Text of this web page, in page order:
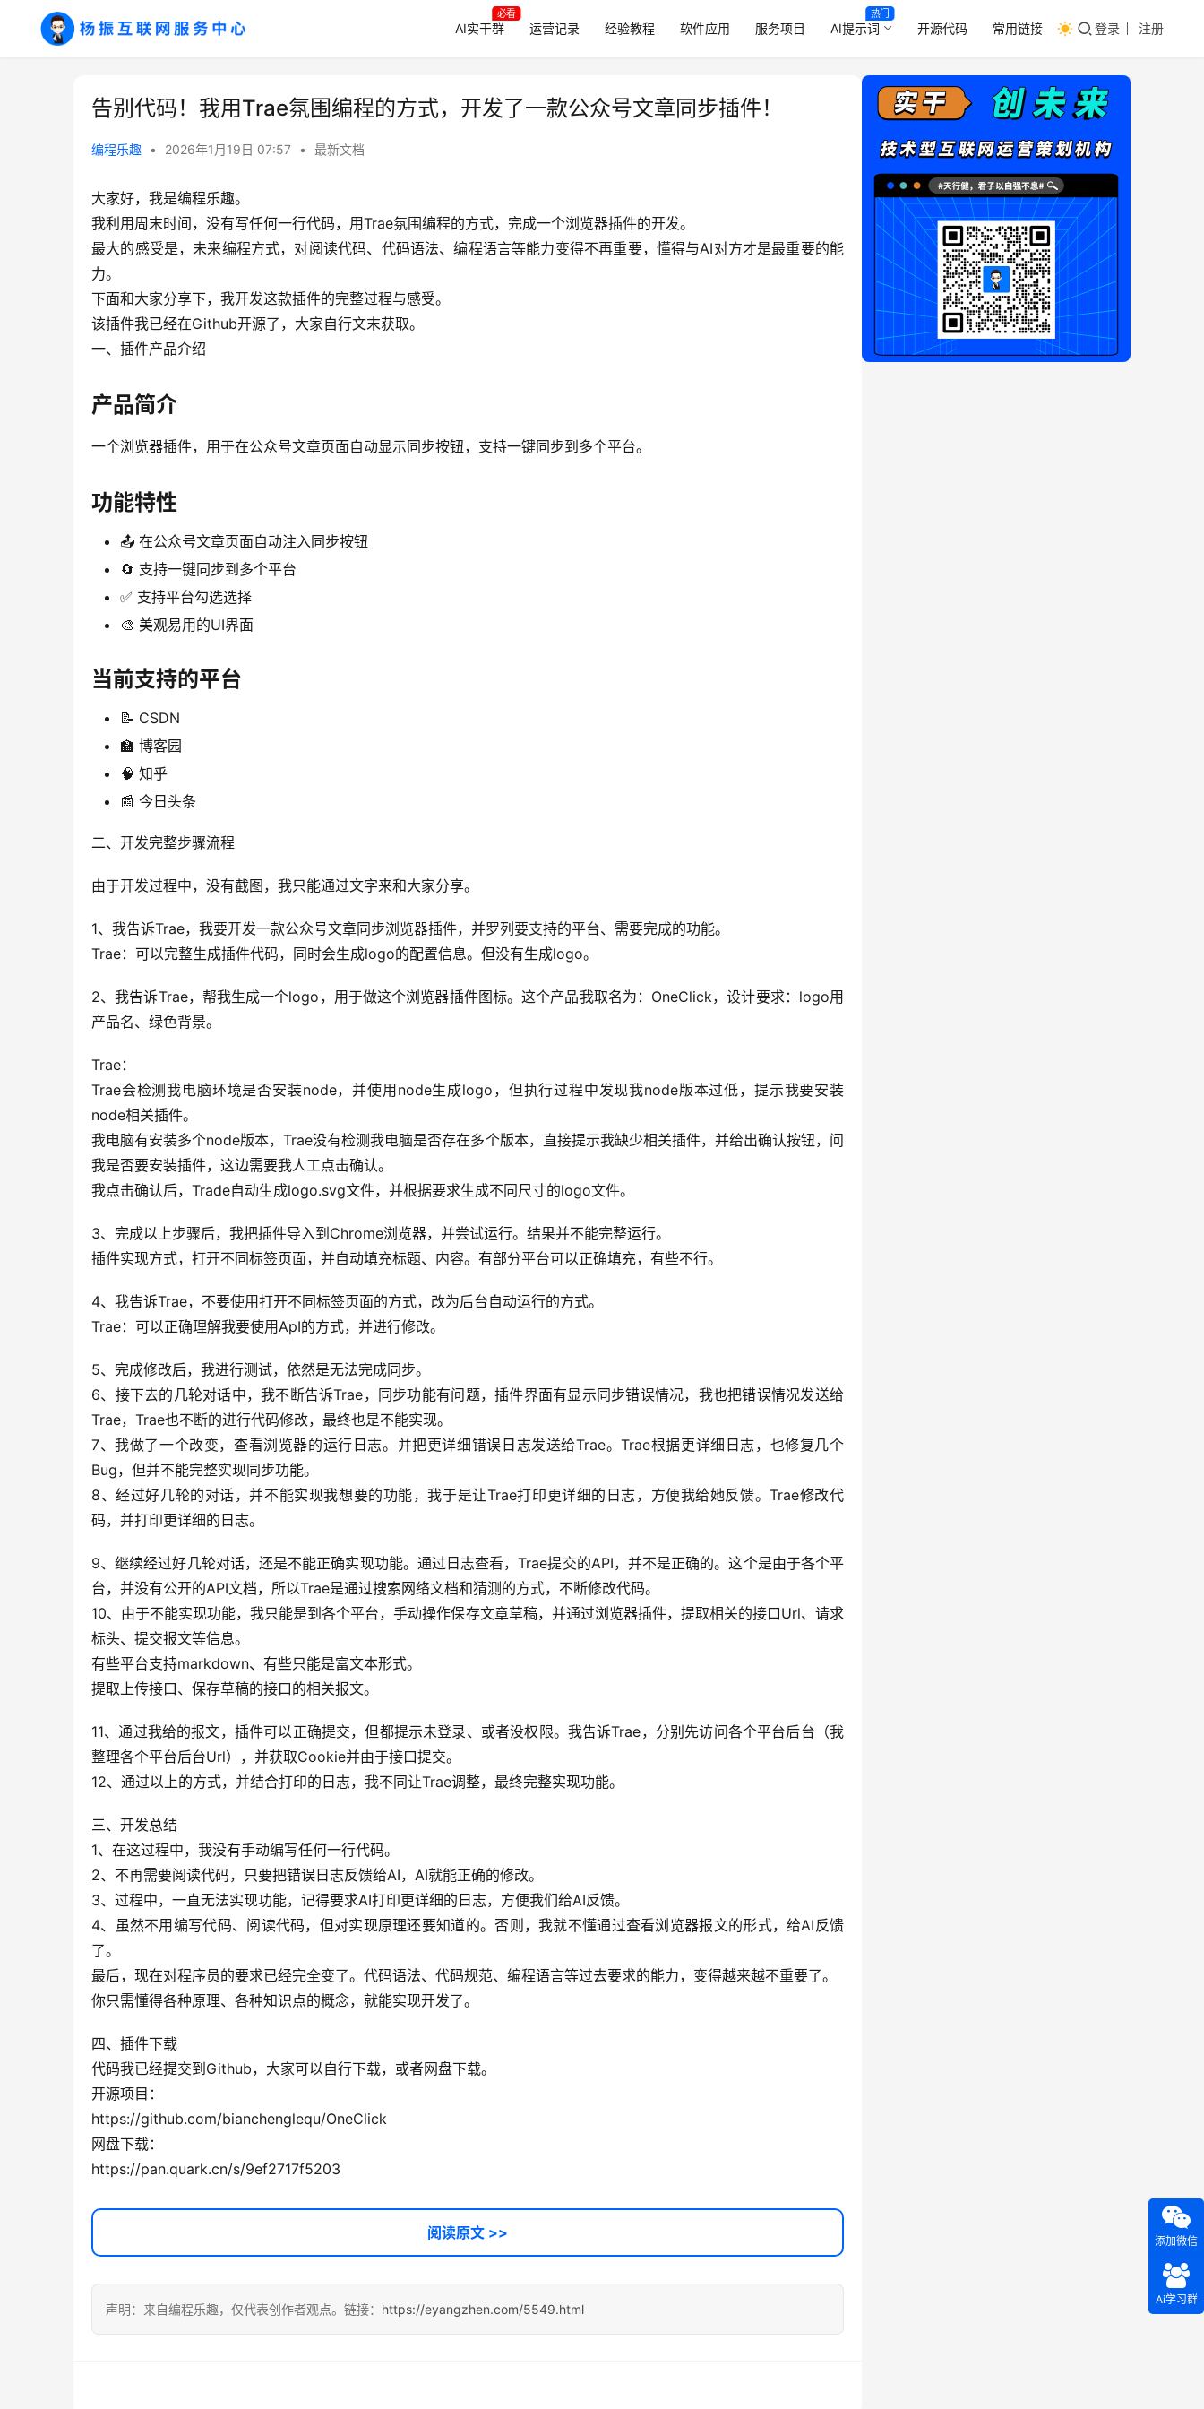
AI实干群
必看
运营记录 经验教程 软件应用 服务项目 AI提示词
热门
开源代码 常用链接 登录 注册
告别代码！我用Trae氛围编程的方式，开发了一款公众号文章同步插件！
编程乐趣 • 2026年1月19日 07:57 • 最新文档
大家好，我是编程乐趣。
我利用周末时间，没有写任何一行代码，用Trae氛围编程的方式，完成一个浏览器插件的开发。
最大的感受是，未来编程方式，对阅读代码、代码语法、编程语言等能力变得不再重要，懂得与AI对方才是最重要的能
力。
下面和大家分享下，我开发这款插件的完整过程与感受。
该插件我已经在Github开源了，大家自行文末获取。
一、插件产品介绍
产品简介
一个浏览器插件，用于在公众号文章页面自动显示同步按钮，支持一键同步到多个平台。
功能特性
📤 在公众号文章页面自动注入同步按钮
🔄 支持一键同步到多个平台
✅ 支持平台勾选选择
🎨 美观易用的UI界面
当前支持的平台
📝 CSDN
🏫 博客园
🧠 知乎
📰 今日头条
二、开发完整步骤流程
由于开发过程中，没有截图，我只能通过文字来和大家分享。
1、我告诉Trae，我要开发一款公众号文章同步浏览器插件，并罗列要支持的平台、需要完成的功能。
Trae：可以完整生成插件代码，同时会生成logo的配置信息。但没有生成logo。
2、我告诉Trae，帮我生成一个logo，用于做这个浏览器插件图标。这个产品我取名为：OneClick，设计要求：logo用
产品名、绿色背景。
Trae：
Trae会检测我电脑环境是否安装node，并使用node生成logo，但执行过程中发现我node版本过低，提示我要安装
node相关插件。
我电脑有安装多个node版本，Trae没有检测我电脑是否存在多个版本，直接提示我缺少相关插件，并给出确认按钮，问
我是否要安装插件，这边需要我人工点击确认。
我点击确认后，Trade自动生成logo.svg文件，并根据要求生成不同尺寸的logo文件。
3、完成以上步骤后，我把插件导入到Chrome浏览器，并尝试运行。结果并不能完整运行。
插件实现方式，打开不同标签页面，并自动填充标题、内容。有部分平台可以正确填充，有些不行。
4、我告诉Trae，不要使用打开不同标签页面的方式，改为后台自动运行的方式。
Trae：可以正确理解我要使用ApI的方式，并进行修改。
5、完成修改后，我进行测试，依然是无法完成同步。
6、接下去的几轮对话中，我不断告诉Trae，同步功能有问题，插件界面有显示同步错误情况，我也把错误情况发送给
Trae，Trae也不断的进行代码修改，最终也是不能实现。
7、我做了一个改变，查看浏览器的运行日志。并把更详细错误日志发送给Trae。Trae根据更详细日志，也修复几个
Bug，但并不能完整实现同步功能。
8、经过好几轮的对话，并不能实现我想要的功能，我于是让Trae打印更详细的日志，方便我给她反馈。Trae修改代
码，并打印更详细的日志。
9、继续经过好几轮对话，还是不能正确实现功能。通过日志查看，Trae提交的API，并不是正确的。这个是由于各个平
台，并没有公开的API文档，所以Trae是通过搜索网络文档和猜测的方式，不断修改代码。
10、由于不能实现功能，我只能是到各个平台，手动操作保存文章草稿，并通过浏览器插件，提取相关的接口Url、请求
标头、提交报文等信息。
有些平台支持markdown、有些只能是富文本形式。
提取上传接口、保存草稿的接口的相关报文。
11、通过我给的报文，插件可以正确提交，但都提示未登录、或者没权限。我告诉Trae，分别先访问各个平台后台（我
整理各个平台后台Url），并获取Cookie并由于接口提交。
12、通过以上的方式，并结合打印的日志，我不同让Trae调整，最终完整实现功能。
三、开发总结
1、在这过程中，我没有手动编写任何一行代码。
2、不再需要阅读代码，只要把错误日志反馈给AI，AI就能正确的修改。
3、过程中，一直无法实现功能，记得要求AI打印更详细的日志，方便我们给AI反馈。
4、虽然不用编写代码、阅读代码，但对实现原理还要知道的。否则，我就不懂通过查看浏览器报文的形式，给AI反馈
了。
最后，现在对程序员的要求已经完全变了。代码语法、代码规范、编程语言等过去要求的能力，变得越来越不重要了。
你只需懂得各种原理、各种知识点的概念，就能实现开发了。
四、插件下载
代码我已经提交到Github，大家可以自行下载，或者网盘下载。
开源项目：
https://github.com/bianchenglequ/OneClick
网盘下载：
https://pan.quark.cn/s/9ef2717f5203
阅读原文 >>
声明：来自编程乐趣，仅代表创作者观点。链接： https://eyangzhen.com/5549.html
添加微信
Ai学习群